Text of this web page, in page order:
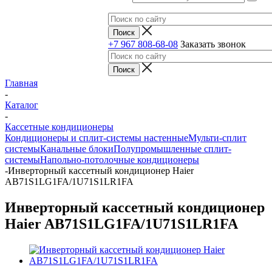
+7 967 808-68-08 Заказать звонок
Главная
-
Каталог
-
Кассетные кондиционеры
Кондиционеры и сплит-системы настенныеМульти-сплит
системыКанальные блокиПолупромышленные сплит-
системыНапольно-потолочные кондиционеры
-Инверторный кассетный кондиционер Haier
AB71S1LG1FA/1U71S1LR1FA
Инверторный кассетный кондиционер
Haier AB71S1LG1FA/1U71S1LR1FA